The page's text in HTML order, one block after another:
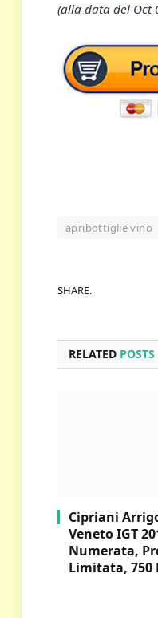
(alla data del Oct
apribottiglie vino
SHARE.
RELATED POSTS
Cipriani
Veneto IGT
Numerata,
Limitata, 750